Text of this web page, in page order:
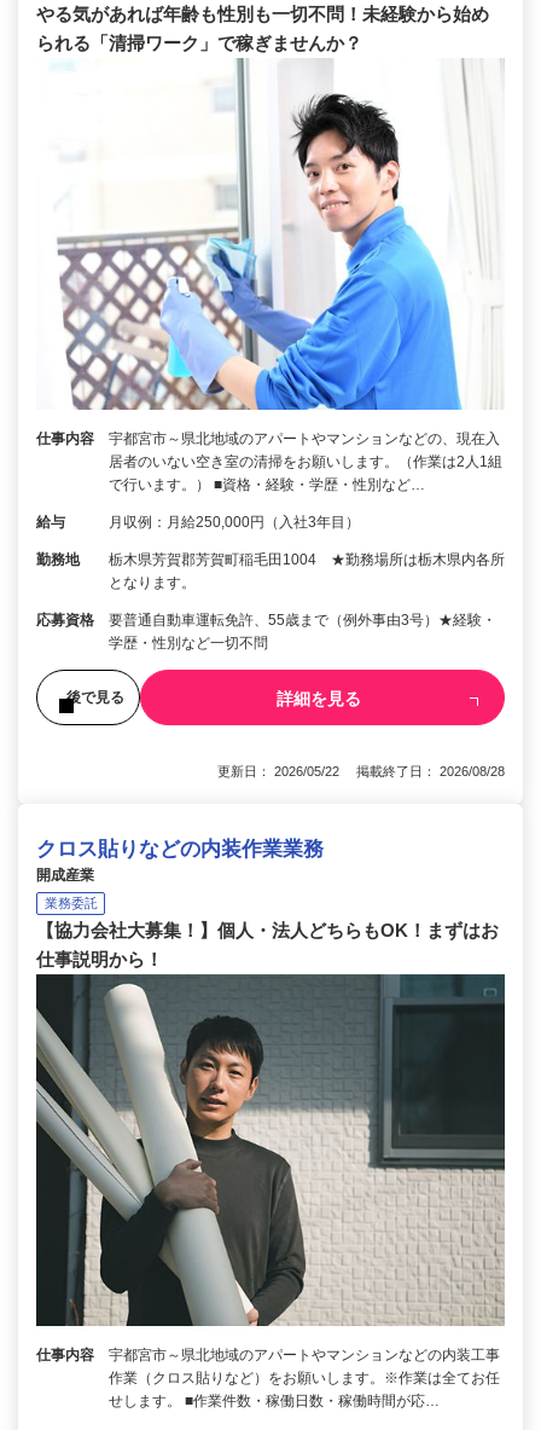
やる気があれば年齢も性別も一切不問！未経験から始め
られる「清掃ワーク」で稼ぎませんか？
仕事内容
宇都宮市～県北地域のアパートやマンションなどの、現在入
居者のいない空き室の清掃をお願いします。（作業は2人1組
で行います。） ■資格・経験・学歴・性別など…
給与 月収例：月給250,000円（入社3年目）
勤務地
栃木県芳賀郡芳賀町稲毛田1004 ★勤務場所は栃木県内各所
となります。
応募資格
要普通自動車運転免許、55歳まで（例外事由3号）★経験・
学歴・性別など一切不問
後で見る 詳細を見る
更新日： 2026/05/22 掲載終了日： 2026/08/28
クロス貼りなどの内装作業業務
開成産業
業務委託
【協力会社大募集！】個人・法人どちらもOK！まずはお
仕事説明から！
仕事内容
宇都宮市～県北地域のアパートやマンションなどの内装工事
作業（クロス貼りなど）をお願いします。※作業は全てお任
せします。 ■作業件数・稼働日数・稼働時間が応…